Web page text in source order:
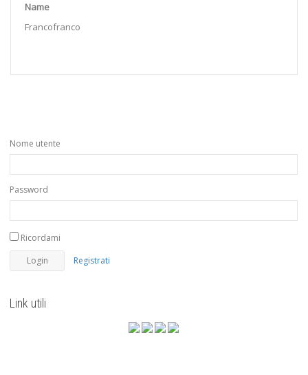
Name
Francofranco
Nome utente
Password
Ricordami
Registrati
Link utili